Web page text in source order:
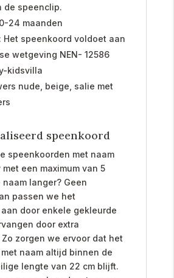
de speenclip.
24 maanden
Het speenkoord voldoet aan
wetgeving NEN- 12586
kidsvilla
nude, beige, salie met
speenkoord
speenkoorden met naam
een maximum van 5
langer? Geen
passen we het
door enkele gekleurde
door extra
zorgen we ervoor dat het
naam altijd binnen de
lengte van 22 cm blijft.